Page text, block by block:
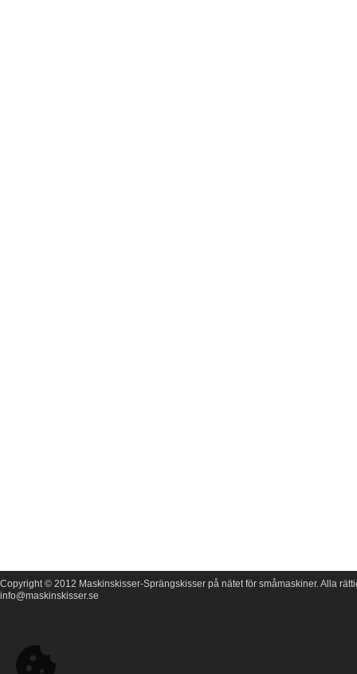
Copyright © 2012 Maskinskisser-Sprängskisser på nätet för småmaskiner. Alla
info@maskinskisser.se